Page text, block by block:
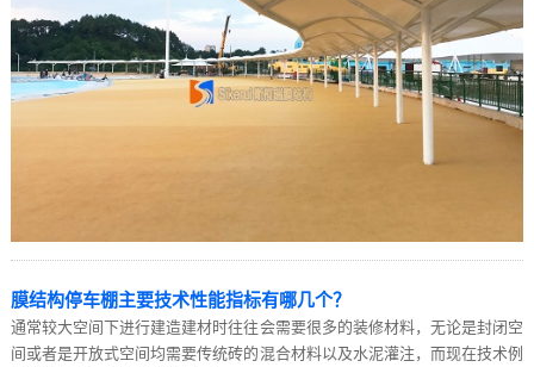
膜结构停车棚主要技术性能指标有哪几个？
通常较大空间下进行建造建材时往往会需要很多的装修材料，无论是封闭空
间或者是开放式空间均需要传统砖的混合材料以及水泥灌注，而现在技术例